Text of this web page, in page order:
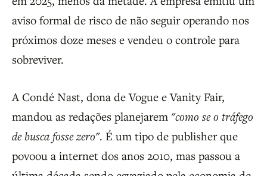
aviso formal de risco de não seguir operando nos
próximos doze meses e vendeu o controle para
sobreviver.
A Condé Nast, dona de Vogue e Vanity Fair,
mandou as redações planejarem "como se o tráfego
de busca fosse zero". É um tipo de publisher que
povoou a internet dos anos 2010, mas passou a